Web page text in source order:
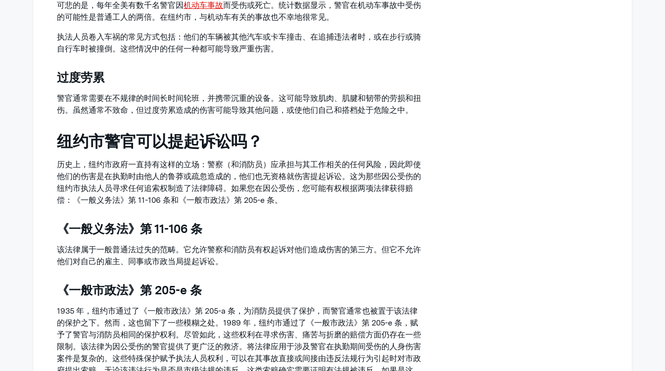
可悲的是，每年全美有数千名警官因机动车事故而受伤或死亡。统计数据显示，警官在机动车事故中受伤
的可能性是普通工人的两倍。在纽约市，与机动车有关的事故也不幸地很常见。
执法人员卷入车祸的常见方式包括：他们的车辆被其他汽车或卡车撞击、在追捕违法者时，或在步行或骑
自行车时被撞倒。这些情况中的任何一种都可能导致严重伤害。
过度劳累
警官通常需要在不规律的时间长时间轮班，并携带沉重的设备。这可能导致肌肉、肌腱和韧带的劳损和扭
伤。虽然通常不致命，但过度劳累造成的伤害可能导致其他问题，或使他们自己和搭档处于危险之中。
纽约市警官可以提起诉讼吗？
历史上，纽约市政府一直持有这样的立场：警察（和消防员）应承担与其工作相关的任何风险，因此即使
他们的伤害是在执勤时由他人的鲁莽或疏忽造成的，他们也无资格就伤害提起诉讼。这为那些因公受伤的
纽约市执法人员寻求任何追索权制造了法律障碍。如果您在因公受伤，您可能有权根据两项法律获得赔
偿：《一般义务法》第 11-106 条和《一般市政法》第 205-e 条。
《一般义务法》第 11-106 条
该法律属于一般普通法过失的范畴。它允许警察和消防员有权起诉对他们造成伤害的第三方。但它不允许
他们对自己的雇主、同事或市政当局提起诉讼。
《一般市政法》第 205-e 条
1935 年，纽约市通过了《一般市政法》第 205-a 条，为消防员提供了保护，而警官通常也被置于该法律
的保护之下。然而，这也留下了一些模糊之处。1989 年，纽约市通过了《一般市政法》第 205-e 条，赋
予了警官与消防员相同的保护权利。尽管如此，这些权利在寻求伤害、痛苦与折磨的赔偿方面仍存在一些
限制。该法律为因公受伤的警官提供了更广泛的救济。将法律应用于涉及警官在执勤期间受伤的人身伤害
案件是复杂的。这些特殊保护赋予执法人员权利，可以在其事故直接或间接由违反法规行为引起时对市政